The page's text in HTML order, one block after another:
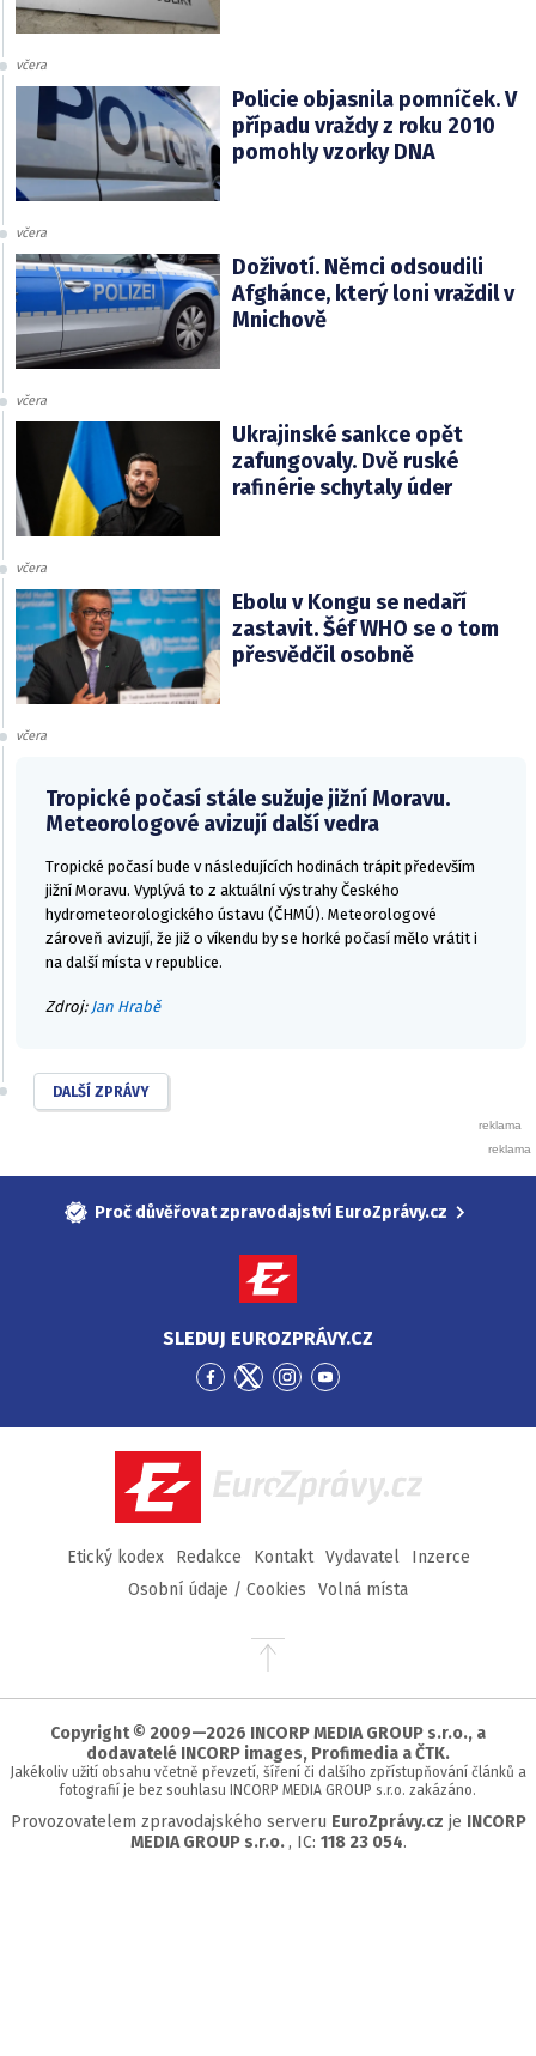
včera
Policie objasnila pomníček. V
případu vraždy z roku 2010
pomohly vzorky DNA
včera
Doživotí. Němci odsoudili
Afghánce, který loni vraždil v
Mnichově
včera
Ukrajinské sankce opět
zafungovaly. Dvě ruské
rafinérie schytaly úder
včera
Ebolu v Kongu se nedaří
zastavit. Šéf WHO se o tom
přesvědčil osobně
včera
Tropické počasí stále sužuje jižní Moravu.
Meteorologové avizují další vedra
Tropické počasí bude v následujících hodinách trápit především
jižní Moravu. Vyplývá to z aktuální výstrahy Českého
hydrometeorologického ústavu (ČHMÚ). Meteorologové
zároveň avizují, že již o víkendu by se horké počasí mělo vrátit i
na další místa v republice.
Zdroj: Jan Hrabě
DALŠÍ ZPRÁVY
Proč důvěřovat zpravodajství EuroZprávy.cz
SLEDUJ EUROZPRÁVY.CZ
Přejít
Facebook
Přejít
Twitter
Přejít
Instagram
Přejít
YouTube
EuroZprávy.cz
Etický kodex Redakce Kontakt Vydavatel
Inzerce
Osobní údaje / Cookies
Volná místa
Přejít
stránky
Copyright © 2009—2026 INCORP MEDIA GROUP s.r.o., a
dodavatelé INCORP images, Profimedia a ČTK.
Jakékoliv užití obsahu včetně převzetí, šíření či dalšího zpřístupňování článků a
fotografií je bez souhlasu INCORP MEDIA GROUP s.r.o. zakázáno.
Provozovatelem zpravodajského serveru EuroZprávy.cz je INCORP
MEDIA GROUP s.r.o. , IC: 118 23 054.